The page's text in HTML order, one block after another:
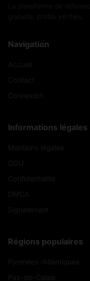
Navigation
Informations légales
Régions populaires